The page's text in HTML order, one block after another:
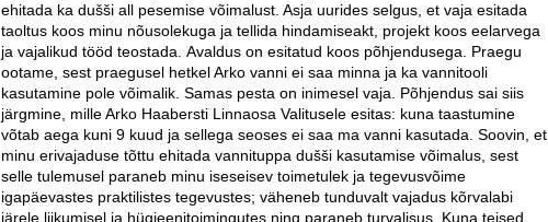
ehitada ka dušši all pesemise võimalust. Asja uurides selgus, et vaja esitada
taoltus koos minu nõusolekuga ja tellida hindamiseakt, projekt koos eelarvega
ja vajalikud tööd teostada. Avaldus on esitatud koos põhjendusega. Praegu
ootame, sest praegusel hetkel Arko vanni ei saa minna ja ka vannitooli
kasutamine pole võimalik. Samas pesta on inimesel vaja. Põhjendus sai siis
järgmine, mille Arko Haabersti Linnaosa Valitusele esitas: kuna taastumine
võtab aega kuni 9 kuud ja sellega seoses ei saa ma vanni kasutada. Soovin, et
minu erivajaduse tõttu ehitada vannituppa dušši kasutamise võimalus, sest
selle tulemusel paraneb minu iseseisev toimetulek ja tegevusvõime
igapäevastes praktilistes tegevustes; väheneb tunduvalt vajadus kõrvalabi
järele liikumisel ja hügieenitoimingutes ning paraneb turvalisus. Kuna teised